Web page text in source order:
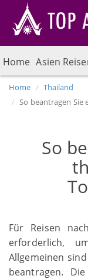
Home Asien
Home
Thailand
So beantragen Sie
So
Für Reisen
erforderlich,
Allgemeinen
beantragen.